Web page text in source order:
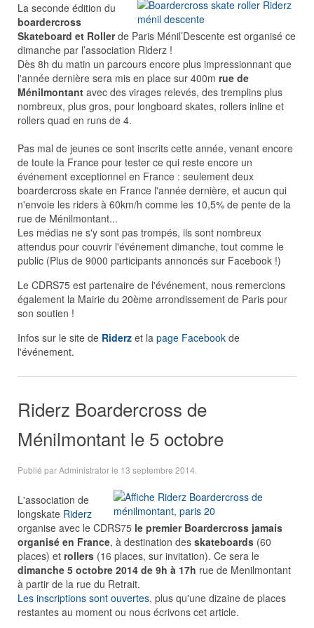
La seconde édition du
boardercross
Skateboard et Rollerde Paris Ménil’Descente est organisé ce
dimanche par l’association Riderz !
Dès 8h du matin un parcours encore plus impressionnant que
l'année dernière sera mis en place sur 400m rue de
Ménilmontant avec des virages relevés, des tremplins plus
nombreux, plus gros, pour longboard skates, rollers inline et
rollers quad en runs de 4.
Pas mal de jeunes ce sont inscrits cette année, venant encore
de toute la France pour tester ce qui reste encore un
événement exceptionnel en France : seulement deux
boardercross skate en France l'année dernière, et aucun qui
n'envoie les riders à 60km/h comme les 10,5% de pente de la
rue de Ménilmontant...
Les médias ne s'y sont pas trompés, ils sont nombreux
attendus pour couvrir l'événement dimanche, tout comme le
public (Plus de 9000 participants annoncés sur Facebook !)
Le CDRS75 est partenaire de l'événement, nous remercions
également la Mairie du 20ème arrondissement de Paris pour
son soutien !
Infos sur le site de Riderz et la page Facebook de
l'événement.
Riderz Boardercross de
Ménilmontant le 5 octobre
Publié par Administrator le 13 septembre 2014
L'association de
longskate Riderz
organise avec le CDRS75 le premier Boardercross jamais
organisé en France, à destination des skateboards (60
places) et rollers (16 places, sur invitation). Ce sera le
dimanche 5 octobre 2014 de 9h à 17h rue de Menilmontant
à partir de la rue du Retrait.
Les inscriptions sont ouvertes, plus qu'une dizaine de places
restantes au moment ou nous écrivons cet article.